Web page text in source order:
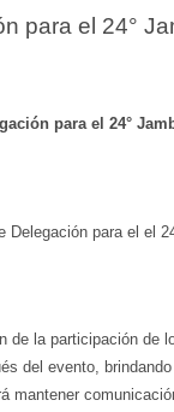
para el 24°
para el 24°
para el el
de la participación de
del evento,
mantener